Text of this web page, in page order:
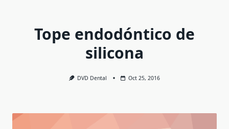
Tope endodóntico de
silicona
DVD Dental Oct 25, 2016